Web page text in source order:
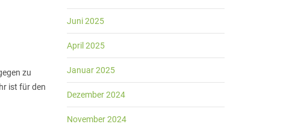
zu
ist für den
Juni 2025
April 2025
Januar 2025
Dezember 2024
November 2024